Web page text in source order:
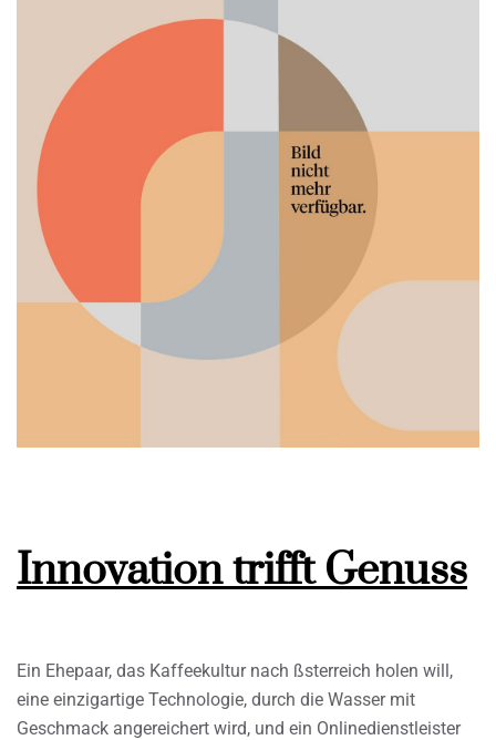
Innovation trifft Genuss
Ein Ehepaar, das Kaffeekultur nach ßsterreich holen will,
eine einzigartige Technologie, durch die Wasser mit
Geschmack angereichert wird, und ein Onlinedienstleister